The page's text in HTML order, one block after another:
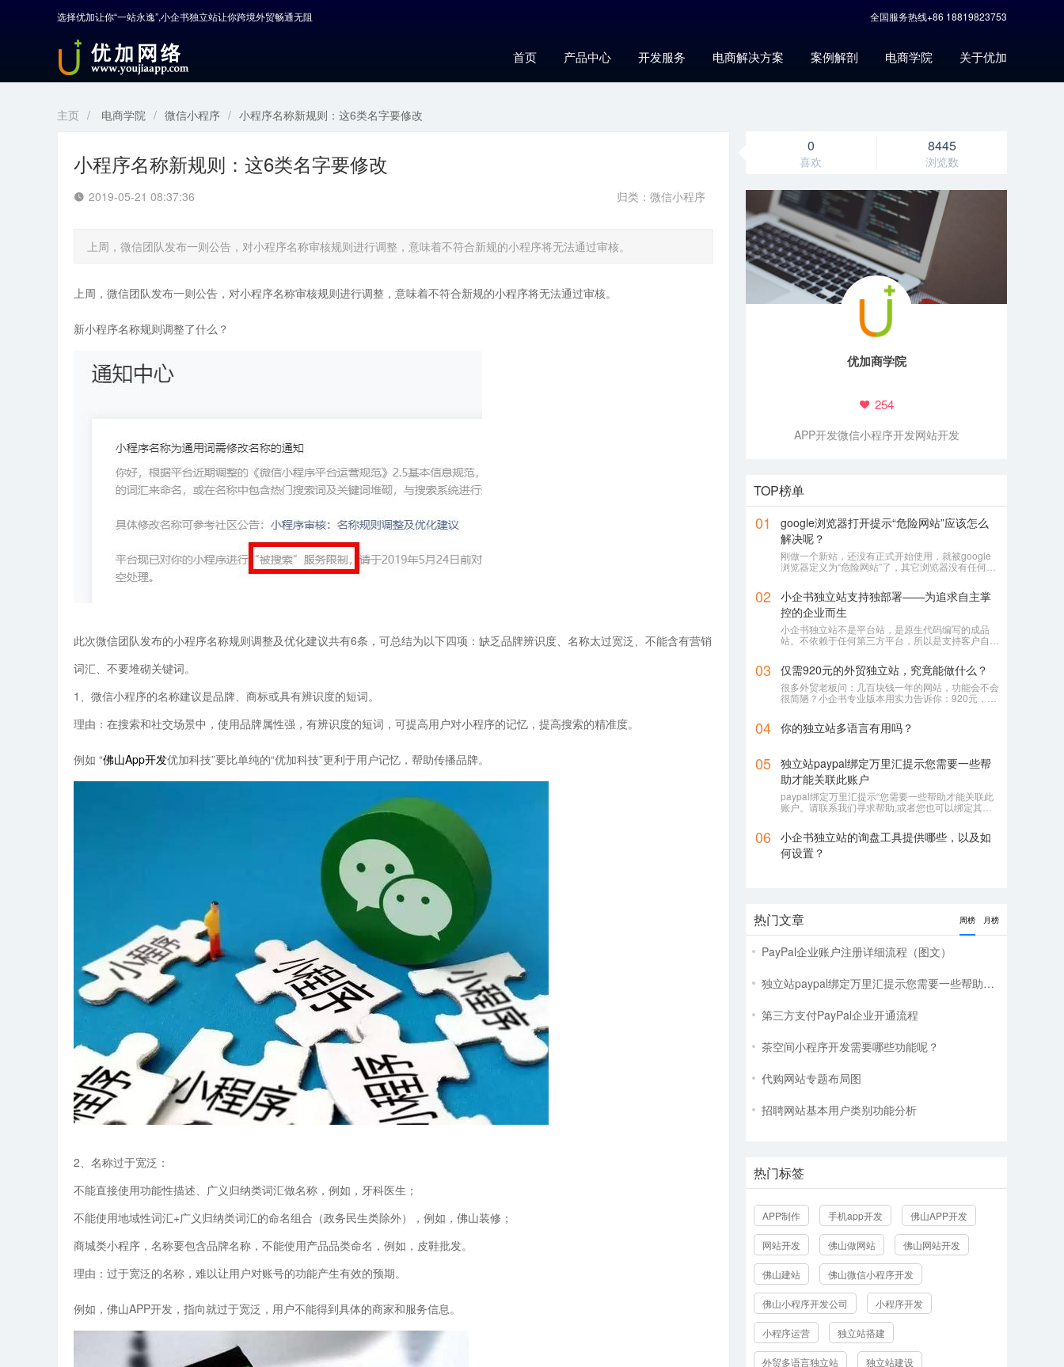
选择优加让你“一站永逸”,小企书独立站让你跨境外贸畅通无阻 全国服务热线+86 18819823753
首页 产品中心 开发服务 电商解决方案 案例解剖 电商学院 关于优加
首页
产品中心
主页 / 电商学院 / 微信小程序 / 小程序名称新规则：这6类名字要修改
小程序名称新规则：这6类名字要修改
2019-05-21 08:37:36 归类： 微信小程序
上周，微信团队发布一则公告，对小程序名称审核规则进行调整，意味着不符合新规的小程序将无法通过审核。
上周，微信团队发布一则公告，对小程序名称审核规则进行调整，意味着不符合新规的小程序将无法通过审核。
新小程序名称规则调整了什么？
此次微信团队发布的小程序名称规则调整及优化建议共有6条，可总结为以下四项：缺乏品牌辨识度、名称太过宽泛、不能含有营销
词汇、不要堆砌关键词。
1、微信小程序的名称建议是品牌、商标或具有辨识度的短词。
理由：在搜索和社交场景中，使用品牌属性强，有辨识度的短词，可提高用户对小程序的记忆，提高搜索的精准度。
例如 “佛山App开发优加科技”要比单纯的“优加科技”更利于用户记忆，帮助传播品牌。
2、名称过于宽泛：
不能直接使用功能性描述、广义归纳类词汇做名称，例如，牙科医生；
不能使用地域性词汇+广义归纳类词汇的命名组合（政务民生类除外），例如，佛山装修；
商城类小程序，名称要包含品牌名称，不能使用产品品类命名，例如，皮鞋批发。
理由：过于宽泛的名称，难以让用户对账号的功能产生有效的预期。
例如，佛山APP开发，指向就过于宽泛，用户不能得到具体的商家和服务信息。
0
喜欢
8445
浏览数
优加商学院
254
APP开发微信小程序开发网站开发
TOP榜单
01
google浏览器打开提示“危险网站”应该怎么
解决呢？
刚做一个新站，还没有正式开始使用，就被google
浏览器定义为“危险网站”了，其它浏览器没有任何提
02 小企书独立站支持独部署——为追求自主掌
控的企业而生
小企书独立站不是平台站，是原生代码编写的成品
站。不依赖于任何第三方平台，所以是支持客户自行
03 仅需920元的外贸独立站，究竟能做什么？
很多外贸老板问：几百块钱一年的网站，功能会不会
很简陋？小企书专业版本用实力告诉你：920元，足
04 你的独立站多语言有用吗？
05 独立站paypal绑定万里汇提示您需要一些帮
助才能关联此账户
paypal绑定万里汇提示“您需要一些帮助才能关联此
账户。请联系我们寻求帮助,或者您也可以绑定其它
06 小企书独立站的询盘工具提供哪些，以及如
何设置？
热门文章 周榜 月榜
PayPal企业账户注册详细流程（图文）
独立站paypal绑定万里汇提示您需要一些帮助才能关联此账户
第三方支付PayPal企业开通流程
茶空间小程序开发需要哪些功能呢？
代购网站专题布局图
招聘网站基本用户类别功能分析
热门标签
APP制作 手机app开发 佛山APP开发
网站开发 佛山做网站 佛山网站开发
佛山建站 佛山微信小程序开发
佛山小程序开发公司 小程序开发
小程序运营 独立站搭建
外贸多语言独立站 独立站建设